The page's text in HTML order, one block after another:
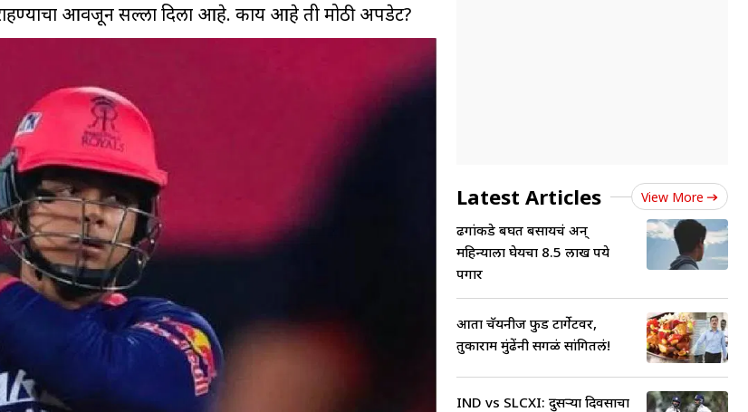
आवर्जून सल्ला दिला आहे. काय आहे ती मोठी अपडेट?
Latest Articles View More
ढगांकडे बघत बसायचं अन्
महिन्याला घेयचा 8.5 लाख रुपये
पगार
आता चॅयनीज फुड टार्गेटवर,
तुकाराम मुंढेंनी सगळं सांगितलं!
IND vs SLCXI: दुसऱ्या दिवसाचा